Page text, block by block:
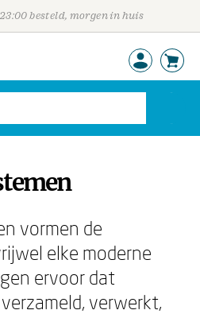
besteld, morgen in huis
vormen de
elke moderne
ervoor dat
verwerkt,